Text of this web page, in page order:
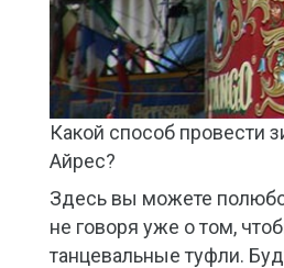
Какой способ провести
Айрес?
Здесь вы можете
не говоря уже о том,
танцевальные туфли.